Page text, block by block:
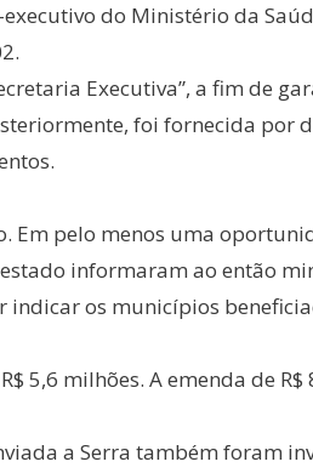
do Ministério da
Executiva”, a fim de
foi fornecida por
Em pelo menos uma
informaram ao então
indicar os municípios
5,6 milhões. A emenda de
a Serra também foram